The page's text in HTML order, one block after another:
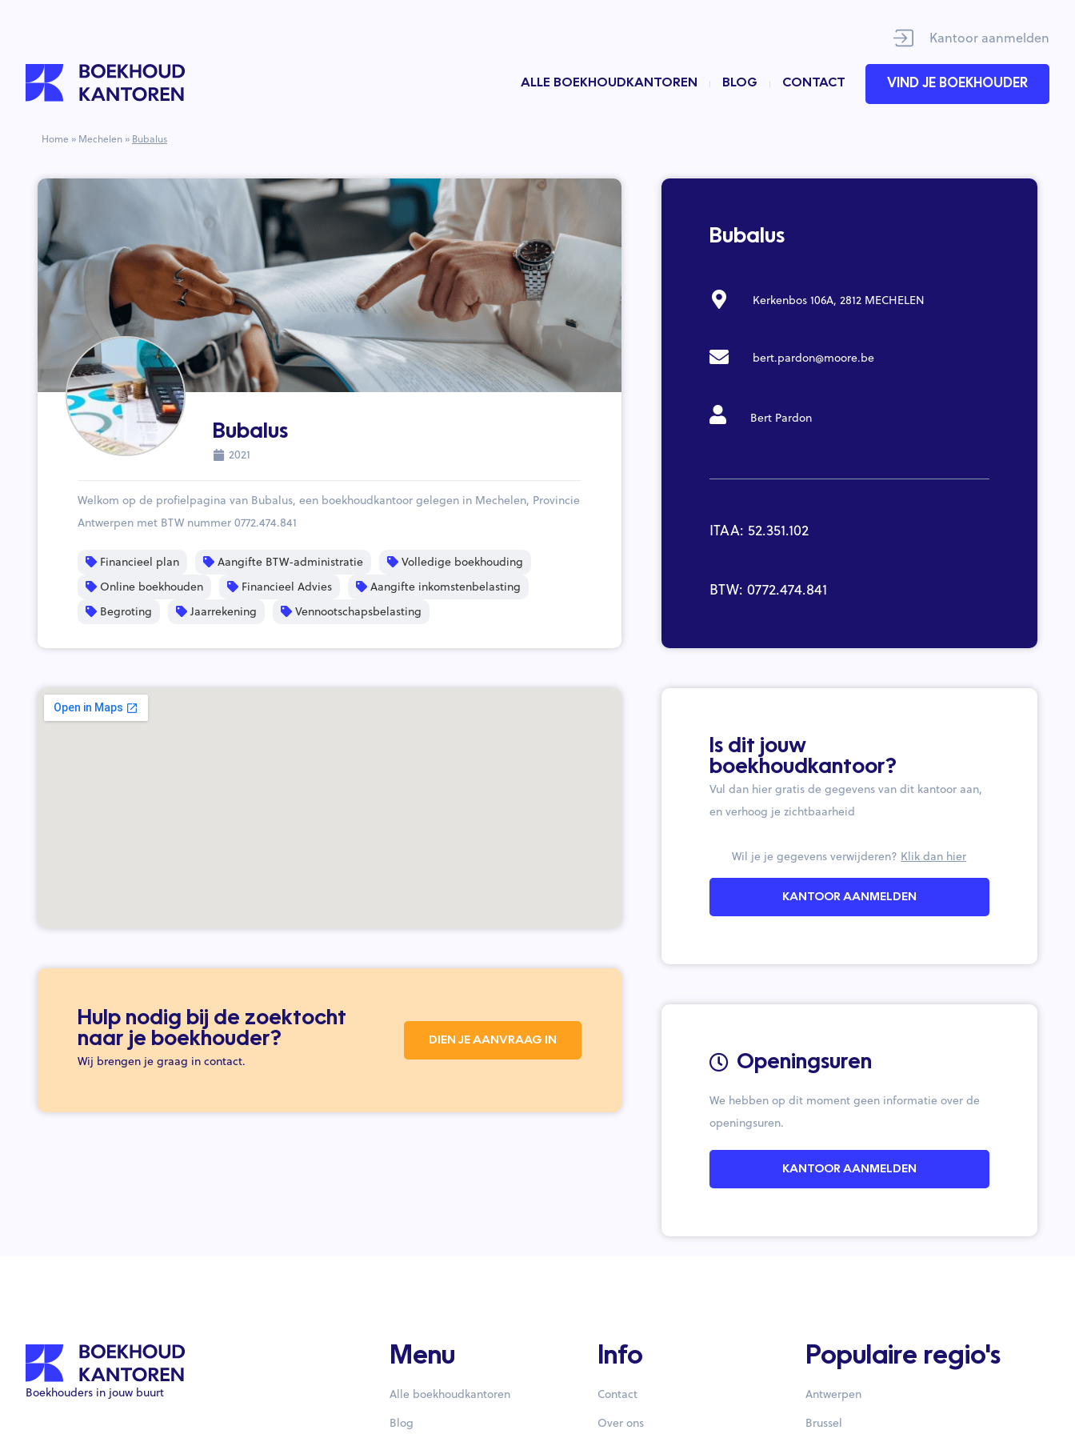
Kantoor aanmelden
ALLE BOEKHOUDKANTOREN BLOG CONTACT VIND JE BOEKHOUDER
Home » Mechelen » Bubalus
Bubalus
2021
Welkom op de profielpagina van Bubalus, een boekhoudkantoor gelegen in Mechelen, Provincie
Antwerpen met BTW nummer 0772.474.841
Financieel plan Aangifte BTW-administratie
Volledige boekhouding
Online boekhouden
Financieel Advies
Aangifte inkomstenbelasting
Begroting
Jaarrekening Vennootschapsbelasting
Bubalus
Kerkenbos 106A, 2812 MECHELEN
bert.pardon@moore.be
Bert Pardon
ITAA: 52.351.102
BTW: 0772.474.841
Hulp nodig bij de zoektocht
naar je boekhouder?
Wij brengen je graag in contact.
DIEN JE AANVRAAG IN
Is dit jouw
boekhoudkantoor?
Vul dan hier gratis de gegevens van dit kantoor aan,
en verhoog je zichtbaarheid
Wil je je gegevens verwijderen? Klik dan hier
KANTOOR AANMELDEN
Openingsuren
We hebben op dit moment geen informatie over de
openingsuren.
KANTOOR AANMELDEN
Boekhouders in jouw buurt
Menu
Alle boekhoudkantoren
Blog
Info
Contact
Over ons
Populaire regio's
Antwerpen
Brussel